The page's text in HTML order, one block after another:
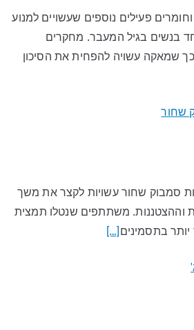
פעילים נוספים שעשויים למנוע
בנשים בגיל המעבר. מחקרים
שמאקה עשויה להפחית את הסיכון
שחור
סמבוק שחור עשויות לקצר את משך
וההצטננות. משתתפים שנטלו תמצית
בתסמינים[…]